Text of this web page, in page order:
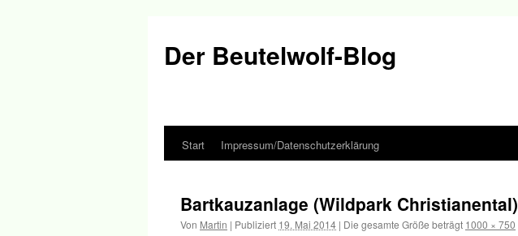
Der Beutelwolf-Blog
Springe
Inhalt
Start Impressum/Datenschutzerklärung
Bartkauzanlage (Wildpark Christianental)
Von Martin | Publiziert 19. Mai 2014 | Die gesamte Größe beträgt 1000 × 750